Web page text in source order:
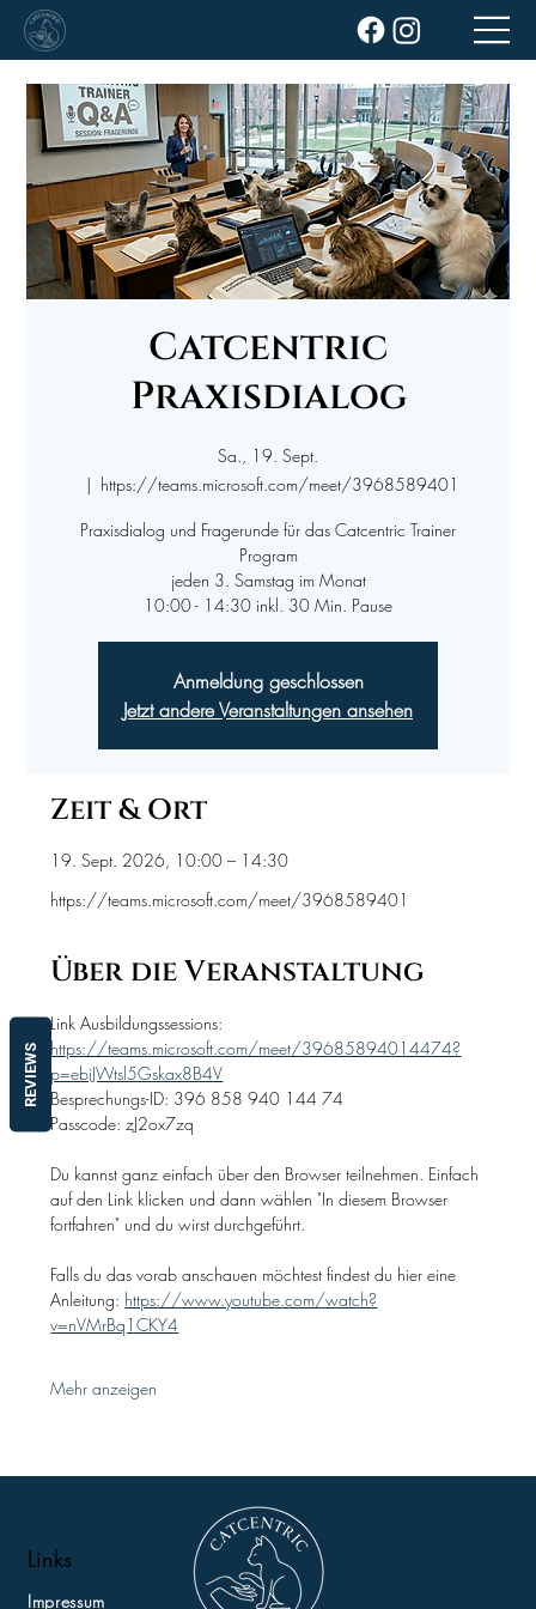
Catcentric
Praxisdialog
Sa., 19. Sept.
  |
https://teams.microsoft.com/meet/3968589401
Praxisdialog und Fragerunde für das Catcentric Trainer
Program
jeden 3. Samstag im Monat
10:00 - 14:30 inkl. 30 Min. Pause
Anmeldung geschlossen
Jetzt andere Veranstaltungen ansehen
Zeit & Ort
19. Sept. 2026, 10:00 – 14:30
https://teams.microsoft.com/meet/3968589401
Über die Veranstaltung
Link Ausbildungssessions:
https://teams.microsoft.com/meet/39685894014474?
p=ebiJWtsl5Gskax8B4V
Besprechungs-ID: 396 858 940 144 74
Passcode: zJ2ox7zq
Du kannst ganz einfach über den Browser teilnehmen. Einfach
auf den Link klicken und dann wählen "In diesem Browser
fortfahren" und du wirst durchgeführt.
Falls du das vorab anschauen möchtest findest du hier eine
Anleitung: https://www.youtube.com/watch?
v=nVMrBq1CKY4
Mehr anzeigen
Links
Impressum
REVIEWS